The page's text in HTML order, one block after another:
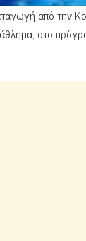
από την
στο